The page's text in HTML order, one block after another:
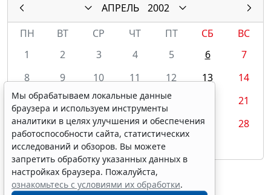
АПРЕЛЬ
2002
ПН
ВТ СР ЧТ ПТ СБ
ВС
1
2 3 4 5 6
7
8
9 10 11 12 13
14
15
16 17 18 19
21
22
23 24 25 26 27
28
29
30
Мы обрабатываем локальные данные
браузера и используем инструменты
аналитики в целях улучшения и обеспечения
работоспособности сайта, статистических
исследований и обзоров. Вы можете
запретить обработку указанных данных в
настройках браузера. Пожалуйста,
ознакомьтесь с условиями их обработки.